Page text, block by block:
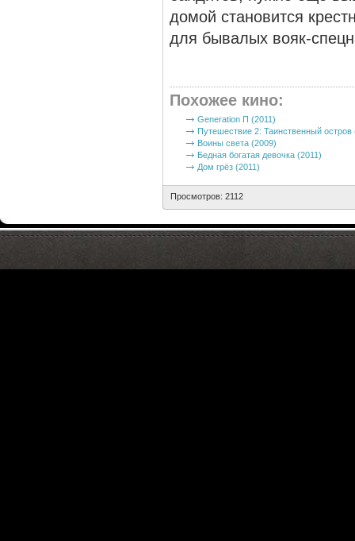
домой становится
для бывалых вояк-
Похожее кино:
Generation П (2011)
Путешествие 2: Таинственный остров
Воины света (2009)
Бедная богатая девочка (2011)
Дом грёз (2011)
Просмотров: 2112